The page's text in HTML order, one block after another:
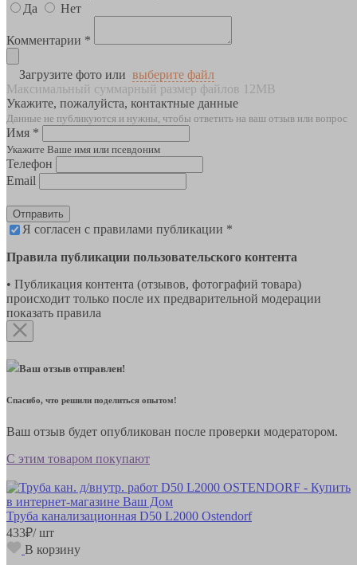
Да
Нет
Комментарии *
Загрузите фото или выберите файл
Максимальный суммарный размер файлов 12MB
Укажите, пожалуйста, контактные данные
Данные не публикуются и нужны, чтобы ответить на ваш отзыв или вопрос
Имя *
Укажите Ваше имя или псевдоним
Телефон
Email
Отправить
Я согласен с правилами публикации *
Правила публикации пользовательского контента
• Публикация контента (отзывов, фотографий товара)
происходит только после их предварительной модерации
показать правила
Ваш отзыв отправлен!
Спасибо, что решили поделиться опытом!
Ваш отзыв будет опубликован после проверки модератором.
С этим товаром покупают
Труба канализационная D50 L2000 Ostendorf
433₽/ шт
В корзину